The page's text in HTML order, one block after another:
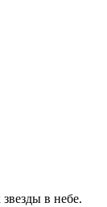
в небе.